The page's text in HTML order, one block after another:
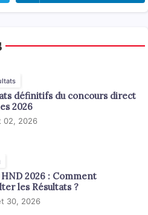
définitifs du concours direct
2026
02, 2026
HND 2026 : Comment
les Résultats ?
30, 2026